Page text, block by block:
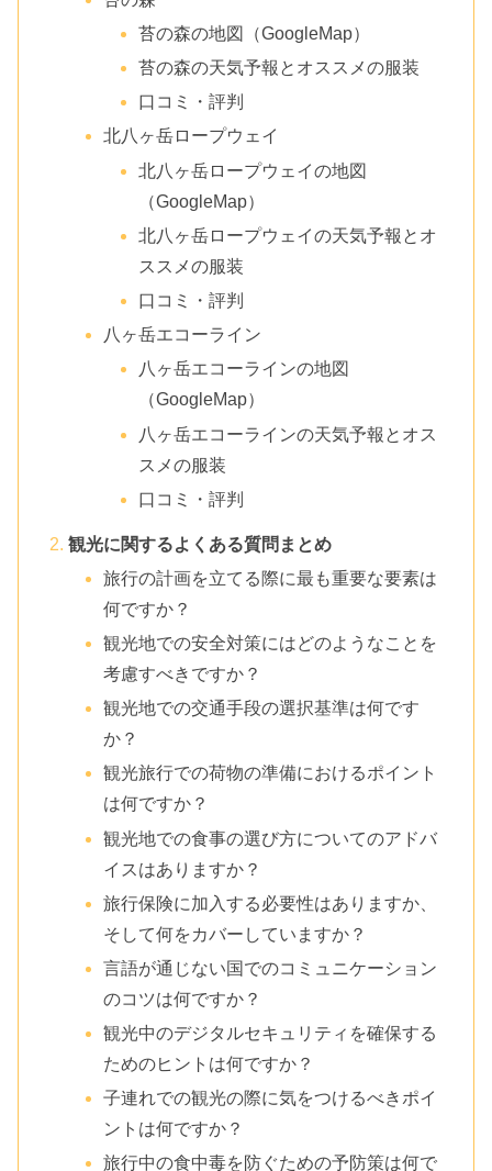
苔の森の地図（GoogleMap）
苔の森の天気予報とオススメの服装
口コミ・評判
北八ヶ岳ロープウェイ
北八ヶ岳ロープウェイの地図
（GoogleMap）
北八ヶ岳ロープウェイの天気予報とオ
ススメの服装
口コミ・評判
八ヶ岳エコーライン
八ヶ岳エコーラインの地図
（GoogleMap）
八ヶ岳エコーラインの天気予報とオス
スメの服装
口コミ・評判
観光に関するよくある質問まとめ
旅行の計画を立てる際に最も重要な要素は
何ですか？
観光地での安全対策にはどのようなことを
考慮すべきですか？
観光地での交通手段の選択基準は何です
か？
観光旅行での荷物の準備におけるポイント
は何ですか？
観光地での食事の選び方についてのアドバ
イスはありますか？
旅行保険に加入する必要性はありますか、
そして何をカバーしていますか？
言語が通じない国でのコミュニケーション
のコツは何ですか？
観光中のデジタルセキュリティを確保する
ためのヒントは何ですか？
子連れでの観光の際に気をつけるべきポイ
ントは何ですか？
旅行中の食中毒を防ぐための予防策は何で